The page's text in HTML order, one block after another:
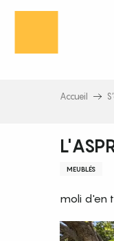
Aller
principal
Accueil
MEUBLÉS
moli d'en